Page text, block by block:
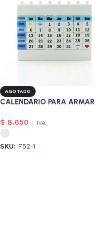
AGOTADO
CALENDARIO PARA ARMAR
$ 8.650 + IVA
SKU: F52-1